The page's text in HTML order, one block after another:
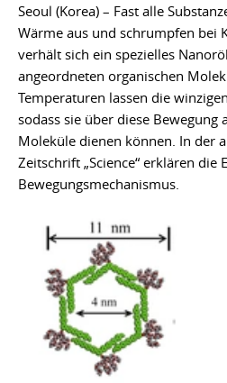
Seoul (Korea) – Fast alle
Wärme aus und schrumpfen bei
verhält sich ein spezielles
angeordneten organischen
Temperaturen lassen die
sodass sie über diese Bewegung
Moleküle dienen können. In der
Zeitschrift „Science“ erklären die
Bewegungsmechanismus.